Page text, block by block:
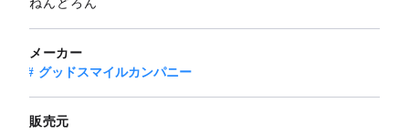
メーカー
グッドスマイルカンパニー
販売元